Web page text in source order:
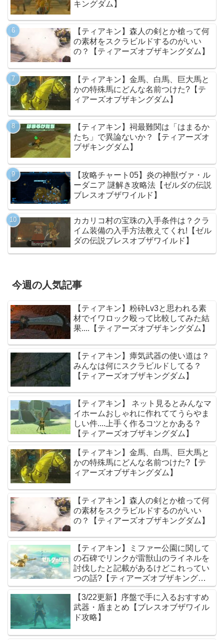
キングダム】
【ティアキン】森人の剣とか槍って何
の素材をスクラビルドするのがいい
の？【ティアーズオブザキングダム】
【ティアキン】金馬、白馬、巨大馬と
かの特殊馬にどんな名前つけた?【テ
ィアーズオブザキングダム】
【ティアキン】祠最難関は「はまるか
たち」で異論ないか？【ティアーズオ
ブザキングダム】
【攻略チャート05】炎の神獣ヴァ・ル
ーダニア 謎解き攻略法【ゼルダの伝説
ブレスオブザワイルド】
カカリコ村の宝珠の入手条件は？クラ
イム装備の入手方法教えてくれ!【ゼル
ダの伝説ブレスオブザワイルド】
今週の人気記事
【ティアキン】粉砕Lv3と思われる素
材でイワロック殴って比較してみた結
果....【ティアーズオブザキングダム】
【ティアキン】瘴気武器の使い道は？
みんなは何にスクラビルドしてる？
【ティアーズオブザキングダム】
【ティアキン】 ネット見るとみんなマ
イホームおしゃれに作れててうらやま
しい件....上手く作るコツとかある？
【ティアーズオブザキングダム】
【ティアキン】金馬、白馬、巨大馬と
かの特殊馬にどんな名前つけた?【テ
ィアーズオブザキングダム】
【ティアキン】森人の剣とか槍って何
の素材をスクラビルドするのがいい
の？【ティアーズオブザキングダム】
【ティアキン】ミファー公園に関して
の石碑でリンクが雷獣山のライネルを
討伐したと記載があるけどこれってい
つの話?【ティアーズオブザキングダ
ム】
【3/22更新】序盤で手に入るおすすめ
武器・盾まとめ【ブレスオブザワイル
ド攻略】